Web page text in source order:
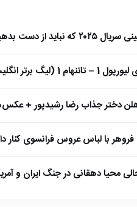
1 (لیگ برتر انگلیس)
هلن دختر جذاب رضا رشیدپور +
با لباس عروس فرانسوی کنار
محیا دهقانی در جنگ ایران و